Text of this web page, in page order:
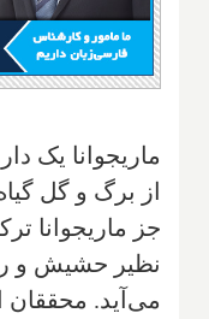
ماریجوانا یک
از برگ و گل
جز ماریجوانا
نظیر حشیش و
می‌آید. محققان